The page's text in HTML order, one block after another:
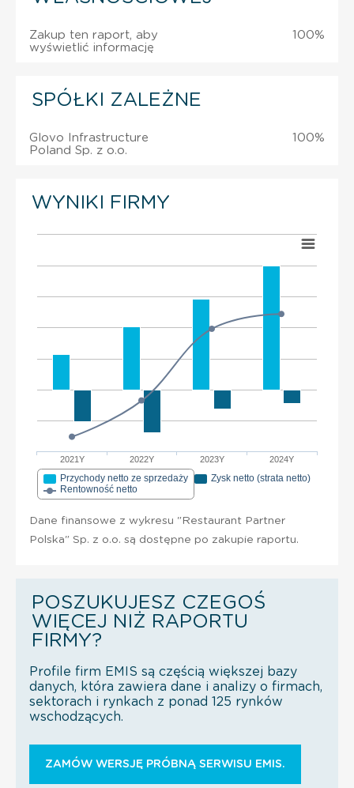
Zakup ten raport, aby
wyświetlić informację
100%
SPÓŁKI ZALEŻNE
Glovo Infrastructure
Poland Sp. z o.o.
100%
WYNIKI FIRMY
2021Y 2022Y 2023Y 2024Y
Przychody netto ze sprzedaży
Zysk netto (strata netto)
Rentowność netto
Dane finansowe z wykresu "Restaurant Partner
Polska" Sp. z o.o. są dostępne po zakupie raportu.
POSZUKUJESZ CZEGOŚ
WIĘCEJ NIŻ RAPORTU
FIRMY?
Profile firm EMIS są częścią większej bazy
danych, która zawiera dane i analizy o firmach,
sektorach i rynkach z ponad 125 rynków
wschodzących.
ZAMÓW WERSJĘ PRÓBNĄ SERWISU EMIS.